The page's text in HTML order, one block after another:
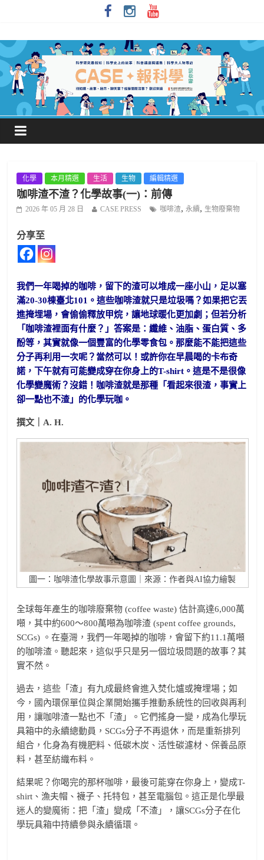
化學 本月精選 生活 生物 編輯精選
咖啡渣不渣？化學故事(一)：前傳
2026 年 05 月 28 日 CASE PRESS 咖啡渣,永續, 生物廢棄物
分享至
我們一年喝掉的咖啡，留下的渣可以堆成一座小山，足以塞
滿20-30棟臺北101。這些咖啡渣就只是垃圾嗎？如果把它丟
進掩埋場，會偷偷釋放甲烷，讓地球暖化更加劇；但若分析
「咖啡渣裡面有什麼？」答案是：纖維、油脂、蛋白質、多
酚等，其實就像一個豐富的化學零食包。那麼能不能把這些
分子再利用一次呢？當然可以！或許你在早晨喝的卡布奇
諾，下午就有可能變成穿在你身上的T-shirt。這是不是很像
化學變魔術？沒錯！咖啡渣就是那種「看起來很渣，事實上
卻一點也不渣」的化學玩咖。
撰文｜A. H.
圖一：咖啡渣化學故事示意圖｜來源：作者與AI協力繪製
全球每年產生的咖啡廢棄物 (coffee waste) 估計高達6,000萬
噸，其中約600～800萬噸為咖啡渣 (spent coffee grounds,
SCGs) 。在臺灣，我們一年喝掉的咖啡，會留下約11.1萬噸
的咖啡渣。聽起來，這似乎只是另一個垃圾問題的故事？其
實不然。
過去，這些「渣」有九成最終會進入焚化爐或掩埋場；如
今，國內環保單位與企業開始攜手推動系統性的回收與再利
用，讓咖啡渣一點也不「渣」。它們搖身一變，成為化學玩
具箱中的永續總動員，SCGs分子不再退休，而是重新排列
組合，化身為有機肥料、低碳木炭、活性碳濾材、保養品原
料，甚至紡織布料。
結果呢？你喝完的那杯咖啡，最後可能穿在你身上，變成T-
shirt、漁夫帽、襪子、托特包，甚至電腦包。這正是化學最
迷人的變魔術：把「渣」變成「不渣」，讓SCGs分子在化
學玩具箱中持續參與永續循環。